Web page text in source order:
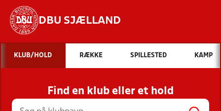
DBU SJÆLLAND
Hvad vil du søge efter?
INDHOLD OG NYHEDER
STILLINGER, RESULTATER, KLUBBER OG
HOLD
KLUB/HOLD RÆKKE SPILLESTED KAMP
Find en klub eller et hold